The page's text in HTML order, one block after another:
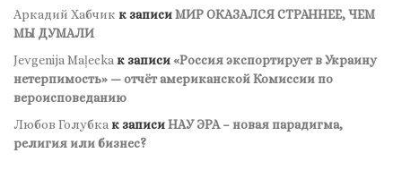
Аркадий Хабчик к записиМИР ОКАЗАЛСЯ СТРАННЕЕ, ЧЕМ
МЫ ДУМАЛИ
Jevgenija Maļecka к записи«Россия экспортирует в Украину
нетерпимость» — отчёт американской Комиссии по
вероисповеданию
Любов Голубка к записиНАУ ЭРА – новая парадигма,
религия или бизнес?